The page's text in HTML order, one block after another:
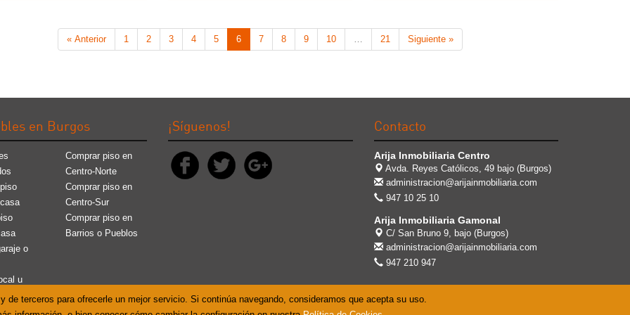
« Anterior 1 2 3 4 5 6 7 8 9 10 … 21 Siguiente »
en Burgos
o
u
Comprar piso en
Centro-Norte
Comprar piso en
Centro-Sur
Comprar piso en
Barrios o Pueblos
¡Síguenos! Contacto
Arija Inmobiliaria Centro
Avda. Reyes Católicos, 49 bajo (Burgos)
administracion@arijainmobiliaria.com
947 10 25 10
Arija Inmobiliaria Gamonal
C/ San Bruno 9, bajo (Burgos)
administracion@arijainmobiliaria.com
947 210 947
de terceros para ofrecerle un mejor servicio. Si continúa navegando, consideramos que acepta su uso.